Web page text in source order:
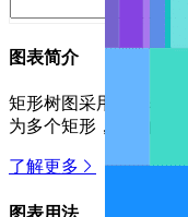
图表简介
矩形树图采用矩形表
为多个矩形，矩形的
了解更多
图表用法